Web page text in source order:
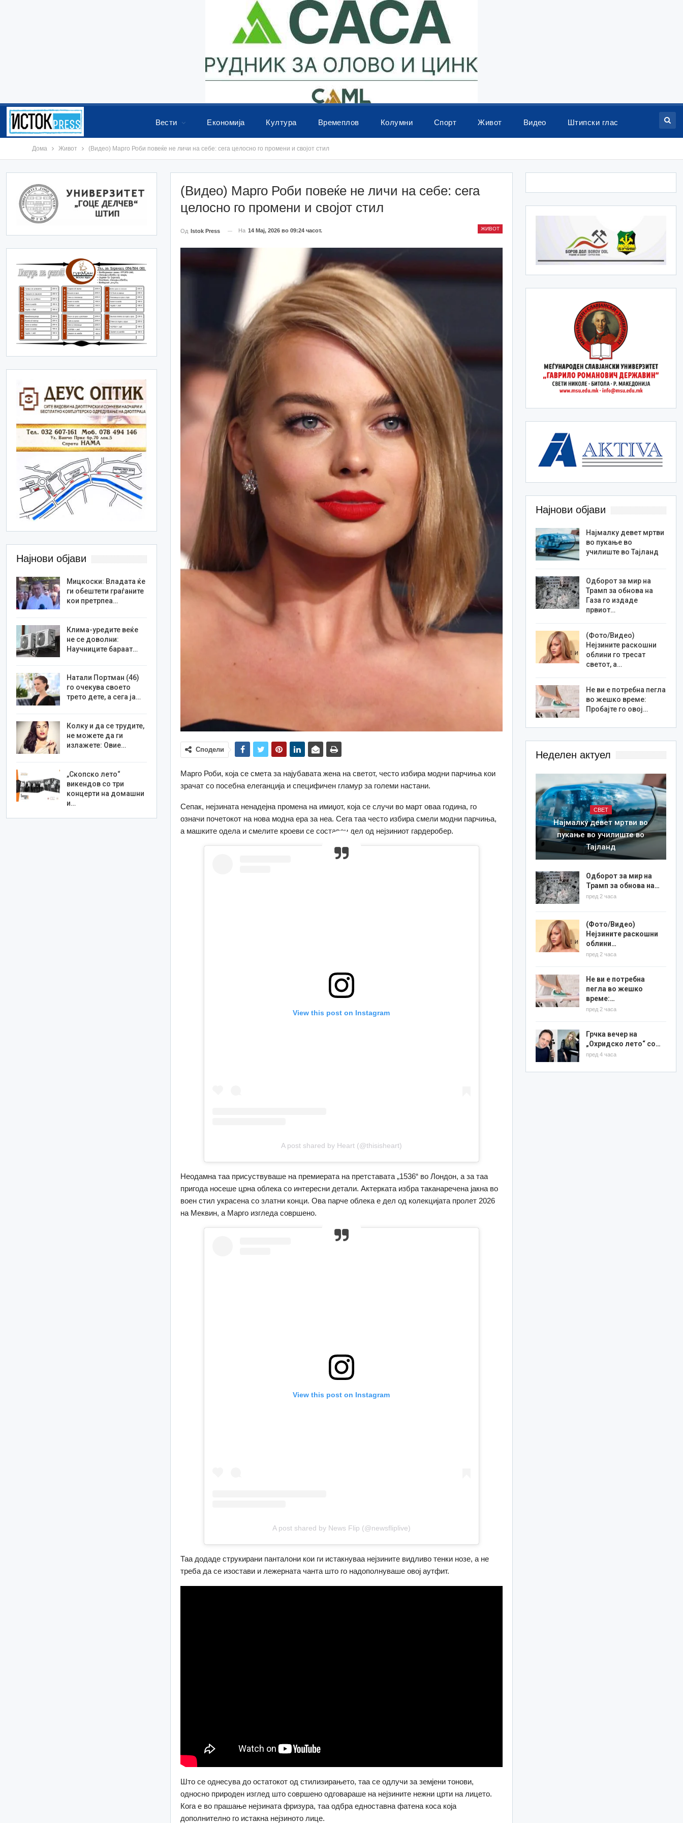
Вести Економија Култура Времеплов Колумни Спорт Живот Видео Штипски глас
Дома Живот (Видео) Марго Роби повеќе не личи на себе: сега целосно го промени и својот стил
(Видео) Марго Роби повеќе не личи на себе: сега
целосно го промени и својот стил
ЖИВОТ
Од Istok Press На 14 Мај, 2026 во 09:24 часот.
Сподели
Марго Роби, која се смета за најубавата жена на светот, често избира модни парчиња кои
зрачат со посебна елеганција и специфичен гламур за големи настани.
Сепак, нејзината ненадејна промена на имиџот, која се случи во март оваа година, го
означи почетокот на нова модна ера за неа. Сега таа често избира смели модни парчиња,
а машките одела и смелите кроеви се составен дел од нејзиниот гардеробер.
View this post on Instagram
A post shared by Heart (@thisisheart)
Неодамна таа присуствуваше на премиерата на претставата „1536“ во Лондон, а за таа
пригода носеше црна облека со интересни детали. Актерката избра таканаречена јакна во
воен стил украсена со златни конци. Ова парче облека е дел од колекцијата пролет 2026
на Меквин, а Марго изгледа совршено.
View this post on Instagram
A post shared by News Flip (@newsfliplive)
Таа додаде струкирани панталони кои ги истакнуваа нејзините видливо тенки нозе, а не
треба да се изостави и лежерната чанта што го надополнуваше овој аутфит.
Што се однесува до остатокот од стилизирањето, таа се одлучи за земјени тонови,
односно природен изглед што совршено одговараше на нејзините нежни црти на лицето.
Кога е во прашање нејзината фризура, таа одбра едноставна фатена коса која
дополнително го истакна нејзиното лице.
Најнови објави
Најмалку девет мртви
во пукање во
училиште во Тајланд
Одборот за мир на
Трамп за обнова на
Газа го издаде
првиот…
(Фото/Видео)
Нејзините раскошни
облини го тресат
светот, а…
Не ви е потребна пегла
во жешко време:
Пробајте го овој…
Неделен актуел
СВЕТ
Најмалку девет мртви во
пукање во училиште во
Тајланд
Одборот за мир на
Трамп за обнова на…
пред 2 часа
(Фото/Видео)
Нејзините раскошни
облини…
пред 2 часа
Не ви е потребна
пегла во жешко
време:…
пред 2 часа
Грчка вечер на
„Охридско лето“ со…
пред 4 часа
Најнови објави
Мицкоски: Владата ќе
ги обештети граѓаните
кои претрпеа…
Клима-уредите веќе
не се доволни:
Научниците бараат…
Натали Портман (46)
го очекува своето
трето дете, а сега ја…
Колку и да се трудите,
не можете да ги
излажете: Овие…
„Скопско лето“
викендов со три
концерти на домашни
и…